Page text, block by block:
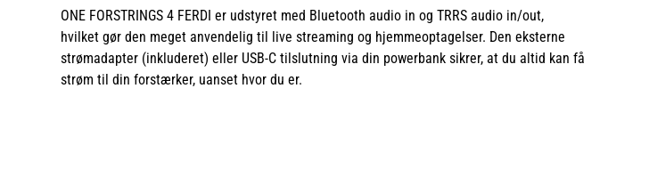
ONE FORSTRINGS 4 FERDI er udstyret med Bluetooth audio in og TRRS audio in/out,
hvilket gør den meget anvendelig til live streaming og hjemmeoptagelser. Den eksterne
strømadapter (inkluderet) eller USB-C tilslutning via din powerbank sikrer, at du altid kan få
strøm til din forstærker, uanset hvor du er.